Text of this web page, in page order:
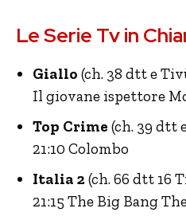
Le Serie Tv in
Giallo (ch. 38 dtt e
Il giovane ispettore
Top Crime (ch. 39 dtt
21:10 Colombo
Italia 2(ch. 66 dtt 16
21:15 The Big Bang